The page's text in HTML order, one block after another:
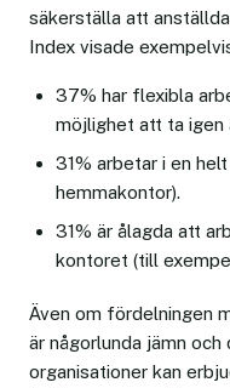
säkerställa att
Index visade
37% har flexibla
möjlighet att ta igen
31% arbetar i en
hemmakontor).
31% är ålagda att
kontoret (till
Även om fördelningen
är någorlunda jämn
organisationer kan